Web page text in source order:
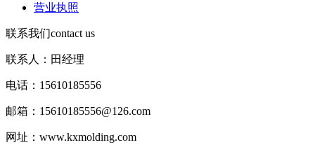
营业执照
联系我们contact us
联系人：田经理
电话：15610185556
邮箱：15610185556@126.com
网址：www.kxmolding.com